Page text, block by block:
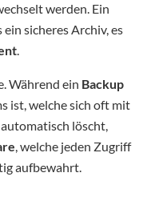
werden. Ein
sicheres Archiv, es
.
Während ein Backup
ist, welche sich oft mit
löscht,
, welche jeden Zugriff
aufbewahrt.